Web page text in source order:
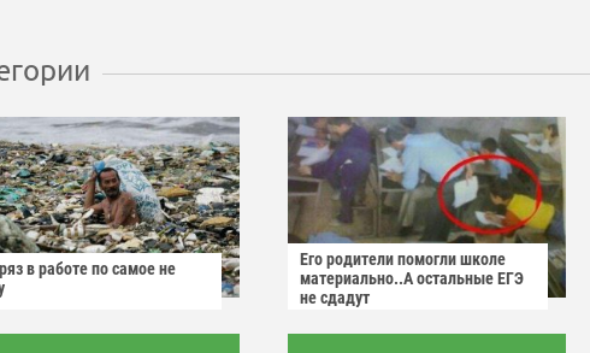
в работе по самое не
Его родители помогли школе
материально..А остальные ЕГЭ
не сдадут